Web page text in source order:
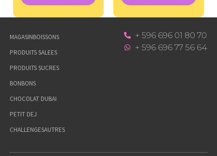
MAGASINBOISSONS
PRODUITS SALEES
PRODUITS SUCRES
BONBONS
CHOCOLAT DUBAI
PETIT DEJ
CHALLENGESAUTRES
+ 596 696 01 80 70
+ 596 696 77 56 64